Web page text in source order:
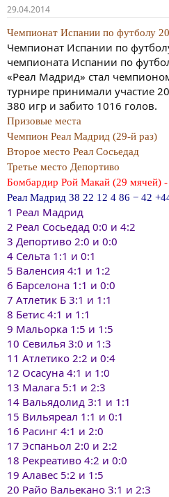
29.04.2014
Чемпионат Испании по футболу
Чемпионат Испании по
чемпионата Испании по
«Реал Мадрид» стал
турнире принимали участие
380 игр и забито 1016 голов.
Призовые места
Чемпион Реал Мадрид (29-й раз)
Второе место Реал Сосьедад
Третье место Депортиво
Бомбардир Рой Макай (29 мячей) -
Реал Мадрид 38 22 12 4 86 − 42
1 Реал Мадрид
2 Реал Сосьедад 0:0 и 4:2
3 Депортиво 2:0 и 0:0
4 Сельта 1:1 и 0:1
5 Валенсия 4:1 и 1:2
6 Барселона 1:1 и 0:0
7 Атлетик Б 3:1 и 1:1
8 Бетис 4:1 и 1:1
9 Мальорка 1:5 и 1:5
10 Севилья 3:0 и 1:3
11 Атлетико 2:2 и 0:4
12 Осасуна 4:1 и 1:0
13 Малага 5:1 и 2:3
14 Вальядолид 3:1 и 1:1
15 Вильяреал 1:1 и 0:1
16 Расинг 4:1 и 2:0
17 Эспаньол 2:0 и 2:2
18 Рекреативо 4:2 и 0:0
19 Aлавес 5:2 и 1:5
20 Райо Вальекано 3:1 и 2:3